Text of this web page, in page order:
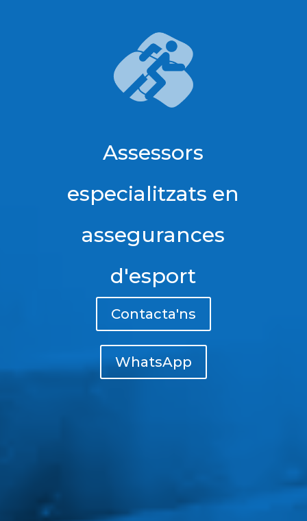
Assessors
especialitzats en
assegurances
d'esport
Contacta'ns
WhatsApp